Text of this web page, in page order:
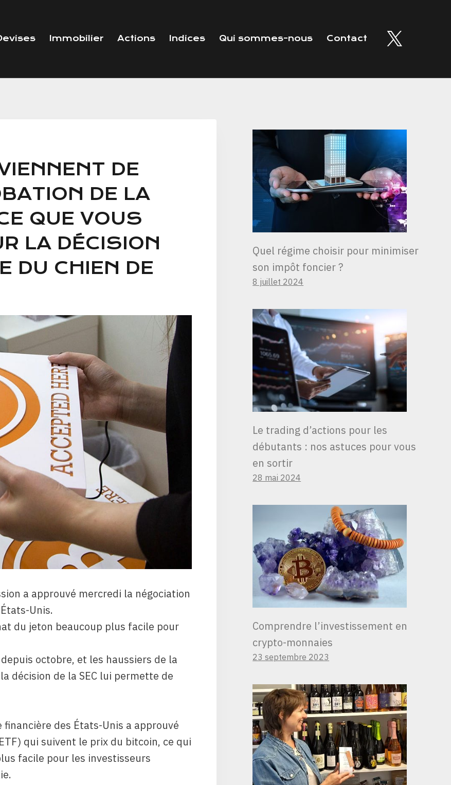
Immobilier Actions Indices Qui sommes-nous Contact
DE
DE LA
QUE VOUS
LA DÉCISION
DU CHIEN DE
a approuvé mercredi la négociation
Unis.
du jeton beaucoup plus facile pour
octobre, et les haussiers de la
décision de la SEC lui permette de
des États-Unis a approuvé
qui suivent le prix du bitcoin, ce qui
facile pour les investisseurs
Quel régime choisir pour minimiser
son impôt foncier ?
8 juillet 2024
Le trading d’actions pour les
débutants : nos astuces pour vous
en sortir
28 mai 2024
Comprendre l’investissement en
crypto-monnaies
23 septembre 2023